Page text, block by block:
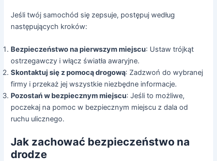
Jeśli twój samochód się zepsuje, postępuj według
następujących kroków:
Bezpieczeństwo na pierwszym miejscu: Ustaw trójkąt
ostrzegawczy i włącz światła awaryjne.
Skontaktuj się z pomocą drogową: Zadzwoń do wybranej
firmy i przekaż jej wszystkie niezbędne informacje.
Pozostań w bezpiecznym miejscu: Jeśli to możliwe,
poczekaj na pomoc w bezpiecznym miejscu z dala od
ruchu ulicznego.
Jak zachować bezpieczeństwo na
drodze